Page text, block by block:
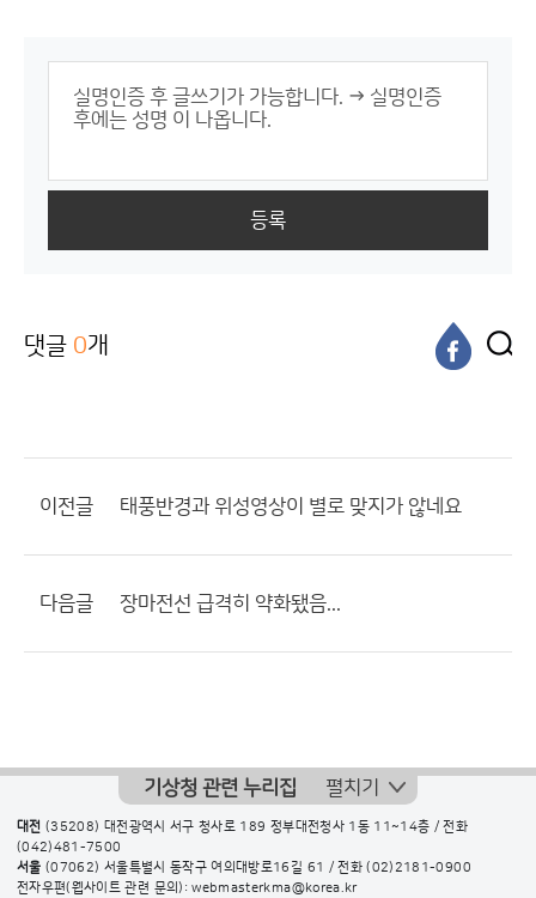
등록
댓글 0개
이전글 태풍반경과 위성영상이 별로 맞지가 않네요
다음글 장마전선 급격히 약화됐음...
기상청 관련 누리집 펼치기
대전 (35208) 대전광역시 서구 청사로 189 정부대전청사 1동 11~14층 / 전화
(042)481-7500
서울 (07062) 서울특별시 동작구 여의대방로16길 61 / 전화(02)2181-0900
전자우편(웹사이트 관련 문의): webmasterkma@korea.kr